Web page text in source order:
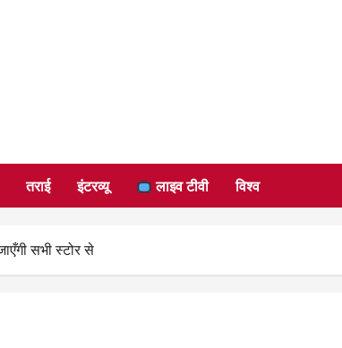
तराई इंटरव्यू लाइव टीवी विश्व
सभी स्टोर से